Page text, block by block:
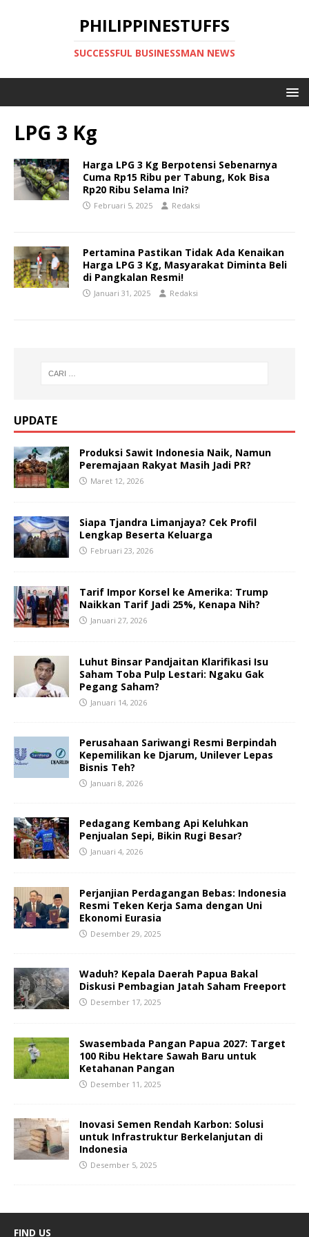
PHILIPPINESTUFFS
SUCCESSFUL BUSINESSMAN NEWS
LPG 3 Kg
Harga LPG 3 Kg Berpotensi Sebenarnya
Cuma Rp15 Ribu per Tabung, Kok Bisa
Rp20 Ribu Selama Ini?
Februari 5, 2025 Redaksi
Pertamina Pastikan Tidak Ada Kenaikan
Harga LPG 3 Kg, Masyarakat Diminta Beli
di Pangkalan Resmi!
Januari 31, 2025 Redaksi
UPDATE
Produksi Sawit Indonesia Naik, Namun
Peremajaan Rakyat Masih Jadi PR?
Maret 12, 2026
Siapa Tjandra Limanjaya? Cek Profil
Lengkap Beserta Keluarga
Februari 23, 2026
Tarif Impor Korsel ke Amerika: Trump
Naikkan Tarif Jadi 25%, Kenapa Nih?
Januari 27, 2026
Luhut Binsar Pandjaitan Klarifikasi Isu
Saham Toba Pulp Lestari: Ngaku Gak
Pegang Saham?
Januari 14, 2026
Perusahaan Sariwangi Resmi Berpindah
Kepemilikan ke Djarum, Unilever Lepas
Bisnis Teh?
Januari 8, 2026
Pedagang Kembang Api Keluhkan
Penjualan Sepi, Bikin Rugi Besar?
Januari 4, 2026
Perjanjian Perdagangan Bebas: Indonesia
Resmi Teken Kerja Sama dengan Uni
Ekonomi Eurasia
Desember 29, 2025
Waduh? Kepala Daerah Papua Bakal
Diskusi Pembagian Jatah Saham Freeport
Desember 17, 2025
Swasembada Pangan Papua 2027: Target
100 Ribu Hektare Sawah Baru untuk
Ketahanan Pangan
Desember 11, 2025
Inovasi Semen Rendah Karbon: Solusi
untuk Infrastruktur Berkelanjutan di
Indonesia
Desember 5, 2025
FIND US